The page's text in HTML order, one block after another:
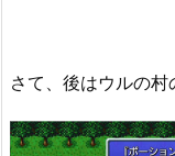
さて、後はウルの村